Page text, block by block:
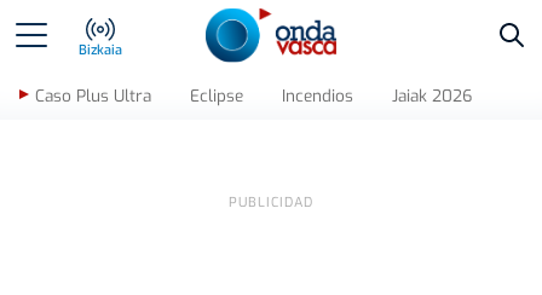
Bizkaia
Caso Plus Ultra Eclipse Incendios Jaiak 2026